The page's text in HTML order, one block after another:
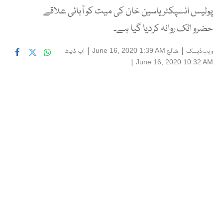
پولیس انسپکٹر یاسین خان کی میت کو آبائی علاقے
حضرو اٹک روانہ کردیا گیا ہے۔
ویب ڈیسک | شائع June 16, 2020 1:39 AM
| اپ ڈیٹ
June 16, 2020 10:32 AM
|